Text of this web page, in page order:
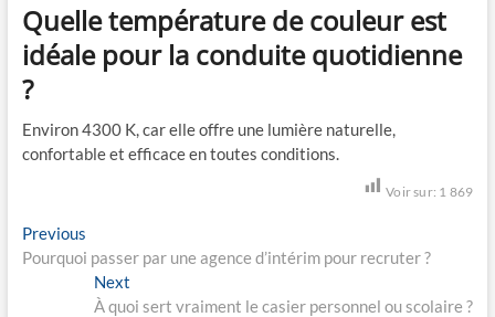
Quelle température de couleur est
idéale pour la conduite quotidienne
?
Environ 4300 K, car elle offre une lumière naturelle,
confortable et efficace en toutes conditions.
Voir sur: 1 869
N
a
Previous
r
v
Pourquoi passer par une agence d’intérim pour recruter ?
Next
e
À quoi sert vraiment le casier personnel ou scolaire ?